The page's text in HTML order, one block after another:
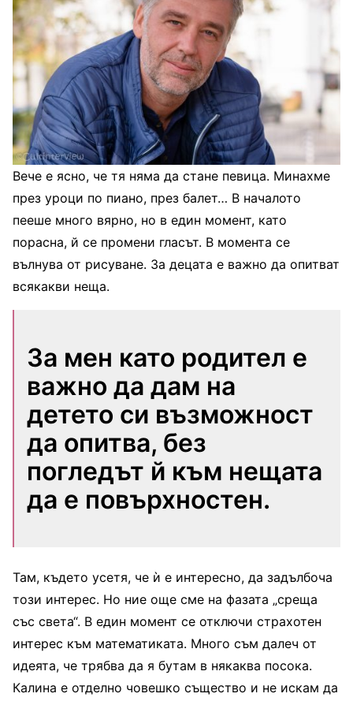
Вече е ясно, че тя няма да стане певица. Минахме
през уроци по пиано, през балет… В началото
пееше много вярно, но в един момент, като
порасна, й се промени гласът. В момента се
вълнува от рисуване. За децата е важно да опитват
всякакви неща.
За мен като родител е
важно да дам на
детето си възможност
да опитва, без
погледът й към нещата
да е повърхностен.
Там, където усетя, че ѝ е интересно, да задълбоча
този интерес. Но ние още сме на фазата „среща
със света“. В един момент се отключи страхотен
интерес към математиката. Много съм далеч от
идеята, че трябва да я бутам в някаква посока.
Калина е отделно човешко същество и не искам да